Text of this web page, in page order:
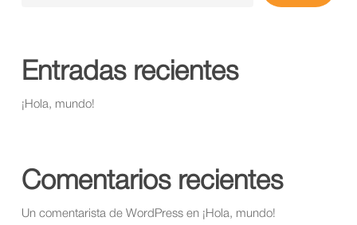
Entradas recientes
¡Hola, mundo!
Comentarios recientes
Un comentarista de WordPressen ¡Hola, mundo!